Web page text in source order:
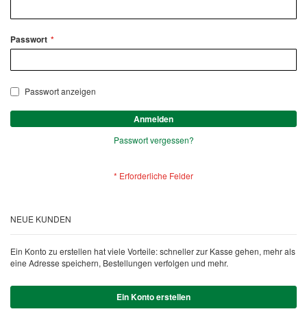
Passwort
Passwort anzeigen
Anmelden
Passwort vergessen?
NEUE KUNDEN
Ein Konto zu erstellen hat viele Vorteile: schneller zur Kasse gehen, mehr als
eine Adresse speichern, Bestellungen verfolgen und mehr.
Ein Konto erstellen